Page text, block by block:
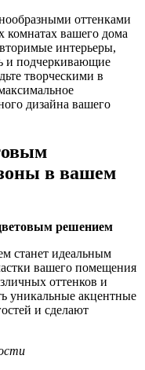
оттенками
вашего дома
интерьеры,
и подчеркивающие
творческими в
дизайна вашего
в вашем
решением
станет идеальным
вашего помещения
оттенков и
уникальные акцентные
и сделают